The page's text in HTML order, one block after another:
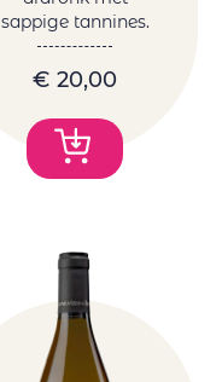
sappige tannines.
€ 20,00